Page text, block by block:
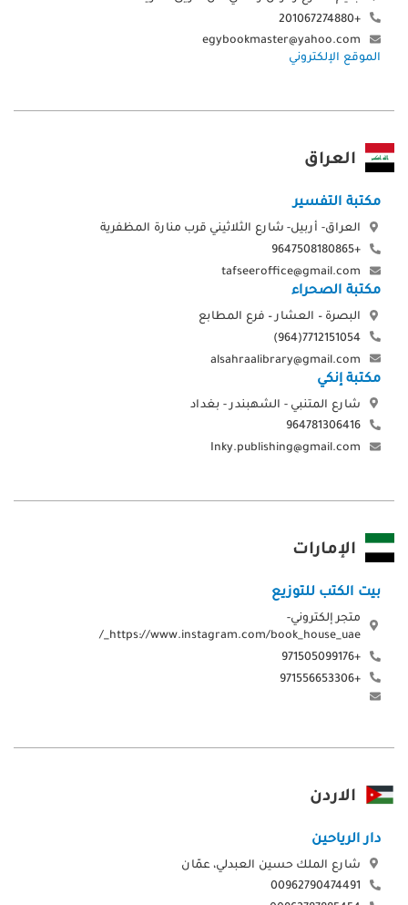
+201067274880
egybookmaster@yahoo.com
الموقع الإلكتروني
العراق
مكتبة التفسير
العراق- أربيل- شارع الثلاثيني قرب منارة المظفرية
+9647508180865
tafseeroffice@gmail.com
مكتبة الصحراء
البصرة – العشار – فرع المطابع
7712151054(964)
alsahraalibrary@gmail.com
مكتبة إنكي
شارع المتنبي - الشهبندر - بغداد
964781306416
Inky.publishing@gmail.com
الإمارات
بيت الكتب للتوزيع
متجر إلكتروني-
https://www.instagram.com/book_house_uae_/
+971505099176
+971556653306
الاردن
دار الرياحين
شارع الملك حسين العبدلي، عمّان
00962790474491